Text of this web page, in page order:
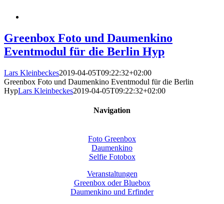
Greenbox Foto und Daumenkino
Eventmodul für die Berlin Hyp
Lars Kleinbeckes2019-04-05T09:22:32+02:00
Greenbox Foto und Daumenkino Eventmodul für die Berlin
HypLars Kleinbeckes2019-04-05T09:22:32+02:00
Navigation
Foto Greenbox
Daumenkino
Selfie Fotobox
Veranstaltungen
Greenbox oder Bluebox
Daumenkino und Erfinder